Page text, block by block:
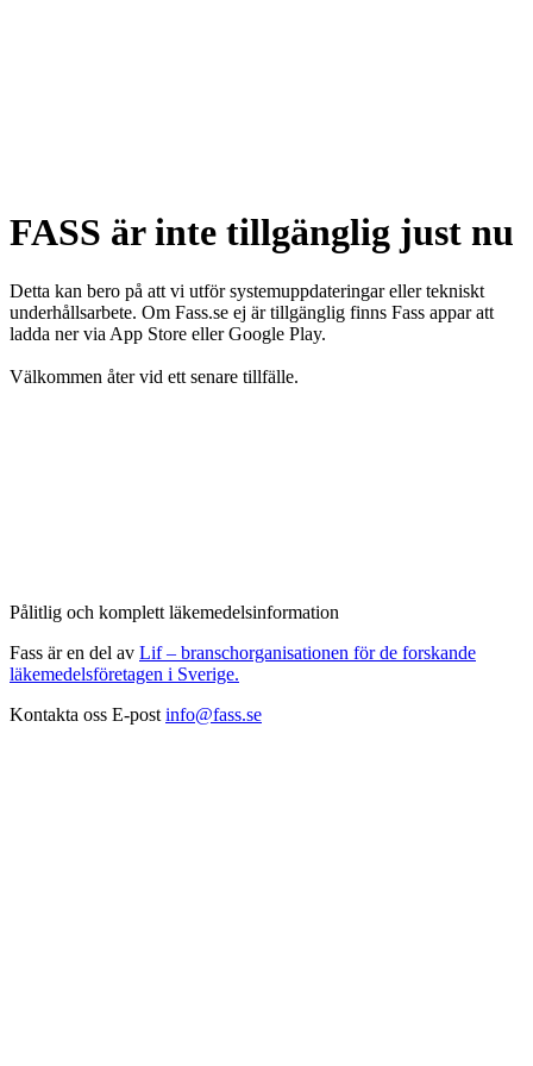
FASS är inte tillgänglig just nu
Detta kan bero på att vi utför systemuppdateringar eller tekniskt
underhållsarbete. Om Fass.se ej är tillgänglig finns Fass appar att
ladda ner via App Store eller Google Play.
Välkommen åter vid ett senare tillfälle.
Pålitlig och komplett läkemedelsinformation
Fass är en del av Lif – branschorganisationen för de forskande
läkemedelsföretagen i Sverige.
Kontakta oss E-post info@fass.se